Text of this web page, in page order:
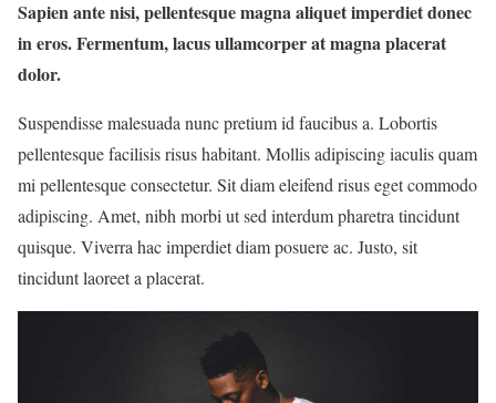
Sapien ante nisi, pellentesque magna aliquet imperdiet donec
in eros. Fermentum, lacus ullamcorper at magna placerat
dolor.
Suspendisse malesuada nunc pretium id faucibus a. Lobortis
pellentesque facilisis risus habitant. Mollis adipiscing iaculis quam
mi pellentesque consectetur. Sit diam eleifend risus eget commodo
adipiscing. Amet, nibh morbi ut sed interdum pharetra tincidunt
quisque. Viverra hac imperdiet diam posuere ac. Justo, sit
tincidunt laoreet a placerat.